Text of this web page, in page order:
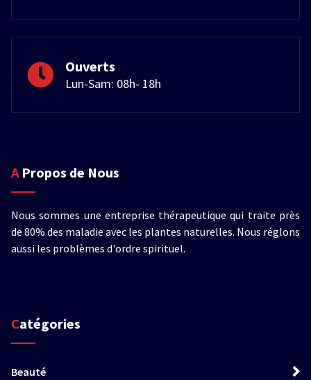
Ouverts
Lun-Sam: 08h- 18h
A Propos de Nous
Nous sommes une entreprise thérapeutique qui traite près
de 80% des maladie avec les plantes naturelles. Nous réglons
aussi les problèmes d'ordre spirituel.
Catégories
Beauté